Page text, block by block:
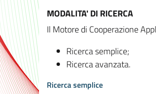
MODALITA' DI RICERCA
Il Motore di Cooperazione
Ricerca semplice;
Ricerca avanzata.
Ricerca semplice